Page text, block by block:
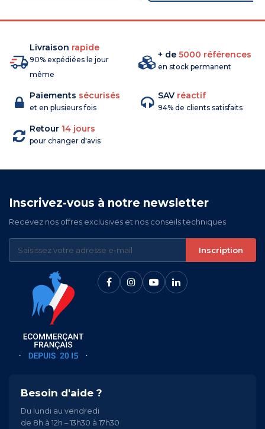
Livraison rapide
90% expédiées le jour
même
+ de 5000 références
en stock permanent
Paiements sécurisés
et en plusieurs fois
SAV réactif
94% de clients satisfaits
Retour 14 jours
pour changer d'avis
Inscrivez-vous à notre newsletter
Recevez nos offres exclusives et nos conseils techniques
Inscription
Besoin d'aide ?
Du lundi au vendredi
de 8h à 12h – 13h30 à 17h30